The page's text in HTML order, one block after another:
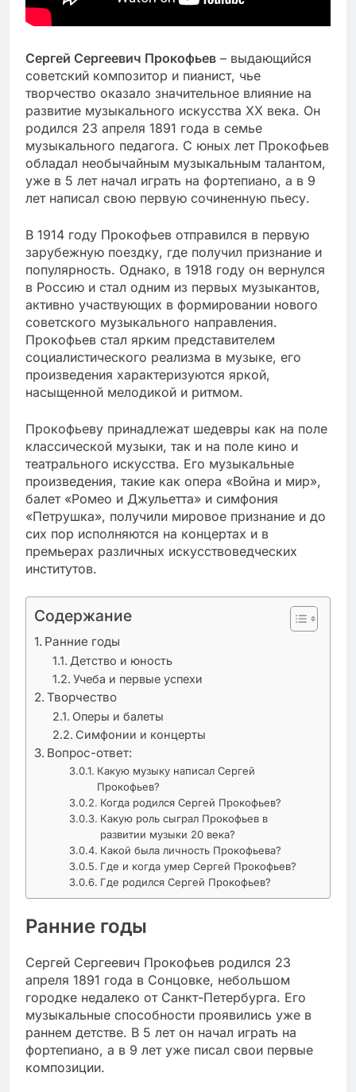
Сергей Сергеевич Прокофьев – выдающийся
советский композитор и пианист, чье
творчество оказало значительное влияние на
развитие музыкального искусства XX века. Он
родился 23 апреля 1891 года в семье
музыкального педагога. С юных лет Прокофьев
обладал необычайным музыкальным талантом,
уже в 5 лет начал играть на фортепиано, а в 9
лет написал свою первую сочиненную пьесу.
В 1914 году Прокофьев отправился в первую
зарубежную поездку, где получил признание и
популярность. Однако, в 1918 году он вернулся
в Россию и стал одним из первых музыкантов,
активно участвующих в формировании нового
советского музыкального направления.
Прокофьев стал ярким представителем
социалистического реализма в музыке, его
произведения характеризуются яркой,
насыщенной мелодикой и ритмом.
Прокофьеву принадлежат шедевры как на поле
классической музыки, так и на поле кино и
театрального искусства. Его музыкальные
произведения, такие как опера «Война и мир»,
балет «Ромео и Джульетта» и симфония
«Петрушка», получили мировое признание и до
сих пор исполняются на концертах и в
премьерах различных искусствоведческих
институтов.
Содержание
Ранние годы
Детство и юность
Учеба и первые успехи
Творчество
Оперы и балеты
Симфонии и концерты
Вопрос-ответ:
Какую музыку написал Сергей
Прокофьев?
Когда родился Сергей Прокофьев?
Какую роль сыграл Прокофьев в
развитии музыки 20 века?
Какой была личность Прокофьева?
Где и когда умер Сергей Прокофьев?
Где родился Сергей Прокофьев?
Ранние годы
Сергей Сергеевич Прокофьев родился 23
апреля 1891 года в Сонцовке, небольшом
городке недалеко от Санкт-Петербурга. Его
музыкальные способности проявились уже в
раннем детстве. В 5 лет он начал играть на
фортепиано, а в 9 лет уже писал свои первые
композиции.